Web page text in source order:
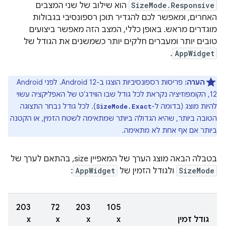
SizeMode.Responsive הוא שילוב של שני המצבים
האחרים, ומאפשר לכם להגדיר תוכן רספונסיבי בגבולות
מוגדרים מראש. באופן כללי, המצב הזה מאפשר ביצועים
טובים יותר ומעברים חלקים יותר כשמשנים את הגודל של
AppWidget
.
הערה:
פריסות רספונסיביות הוצגו ב-Android 12. לפני Android
12, הקומפוזיציה נקראת לכל גודל שבו הווידג'ט של האפליקציה עשוי
להיות מוצג (בדומה ל-SizeMode.Exact). לכל גודל נבחר התצוגה
הטובה ביותר, שהיא הגדולה ביותר שמתאימה לשטח הזמין, או הקטנה
ביותר אם אף אחת לא מתאימה.
בטבלה הבאה מוצג הערך של המאפיין size, בהתאם לערך של
SizeMode ולגודל הזמין של AppWidget
:
גודל זמין
‫105
x
‫203
x
‫72
x
‫203
x